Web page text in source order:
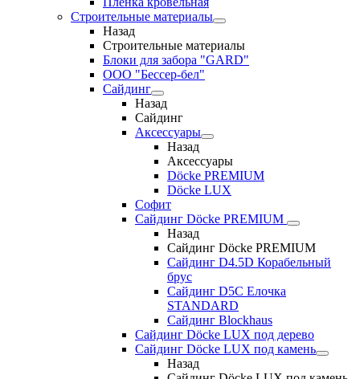
Строительные материалы
Назад
Строительные материалы
Блоки для забора "GARD"
ООО "Бессер-бел"
Сайдинг
Назад
Сайдинг
Аксессуары
Назад
Аксессуары
Döcke PREMIUM
Döcke LUX
Софит
Сайдинг Döcke PREMIUM
Назад
Сайдинг Döcke PREMIUM
Сайдинг D4.5D Корабельный
брус
Сайдинг D5С Елочка
STANDARD
Сайдинг Blockhaus
Сайдинг Döcke LUX под дерево
Сайдинг Döcke LUX под камень
Назад